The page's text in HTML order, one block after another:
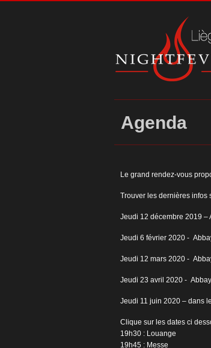
Agenda
Le grand rendez-vous
Trouver les dernières infos
Jeudi 12 décembre 2019 –
Jeudi 6 février 2020 -
Jeudi 12 mars 2020 -
Jeudi 23 avril 2020 -
Jeudi 11 juin 2020 – dans
Clique sur les dates ci
19h30 : Louange
19h45 : Messe